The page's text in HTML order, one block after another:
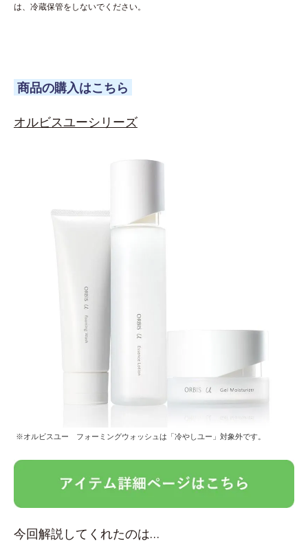
は、冷蔵保管をしないでください。
商品の購入はこちら
オルビスユーシリーズ
※オルビスユー フォーミングウォッシュは「冷やしユー」対象外です。
今回解説してくれたのは…